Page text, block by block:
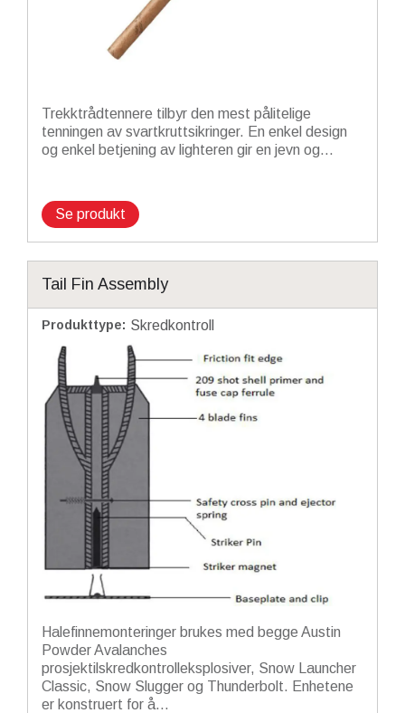
Trekktrådtennere tilbyr den mest pålitelige
tenningen av svartkruttsikringer. En enkel design
og enkel betjening av lighteren gir en jevn og...
Se produkt
Tail Fin Assembly
Produkttype: Skredkontroll
Halefinnemonteringer brukes med begge Austin
Powder Avalanches
prosjektilskredkontrolleksplosiver, Snow Launcher
Classic, Snow Slugger og Thunderbolt. Enhetene
er konstruert for å...